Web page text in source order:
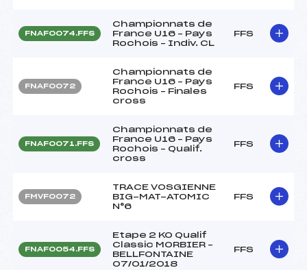
FNAF0074.FFS
Championnats de
France U16 – Pays
Rochois – Indiv. CL
FFS
FNAF0072
Championnats de
France U16 – Pays
Rochois – Finales
cross
FFS
FNAF0071.FFS
Championnats de
France U16 – Pays
Rochois – Qualif.
cross
FFS
FMVF0072
TRACE VOSGIENNE
BIG-MAT-ATOMIC
N°6
FFS
FNAF0054.FFS
Etape 2 KO Qualif
Classic MORBIER –
BELLFONTAINE
07/01/2018
FFS